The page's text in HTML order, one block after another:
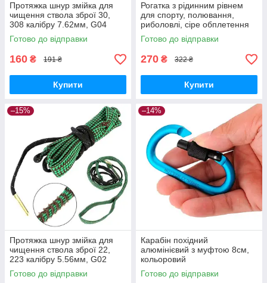
Протяжка шнур змійка для
чищення ствола зброї 30,
308 калібру 7.62мм, G04
Готово до відправки
160 ₴ 191 ₴
Купити
Рогатка з рідинним рівнем
для спорту, полювання,
риболовлі, сіре обплетення
Готово до відправки
270 ₴ 322 ₴
Купити
–15%
Протяжка шнур змійка для
чищення ствола зброї 22,
223 калібру 5.56мм, G02
Готово до відправки
–14%
Карабін похідний
алюмінієвий з муфтою 8см,
кольоровий
Готово до відправки